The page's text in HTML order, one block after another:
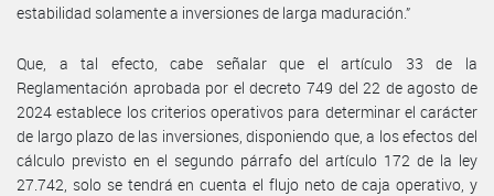
estabilidad solamente a inversiones de larga maduración.”
Que, a tal efecto, cabe señalar que el artículo 33 de la
Reglamentación aprobada por el decreto 749 del 22 de agosto de
2024 establece los criterios operativos para determinar el carácter
de largo plazo de las inversiones, disponiendo que, a los efectos del
cálculo previsto en el segundo párrafo del artículo 172 de la ley
27.742, solo se tendrá en cuenta el flujo neto de caja operativo, y